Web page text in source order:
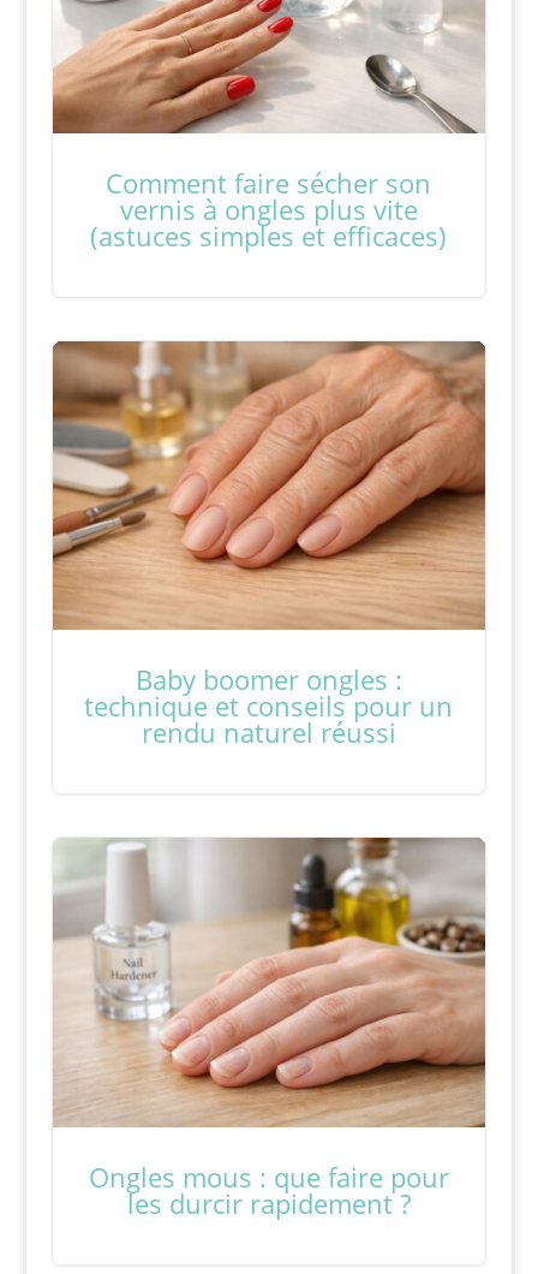
Comment faire sécher son
vernis à ongles plus vite
(astuces simples et efficaces)
Baby boomer ongles :
technique et conseils pour un
rendu naturel réussi
Ongles mous : que faire pour
les durcir rapidement ?